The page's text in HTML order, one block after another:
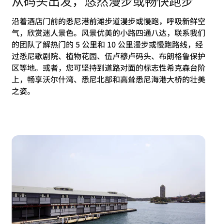
沿着酒店门前的悉尼港前滩步道漫步或慢跑，呼吸新鲜空
气，欣赏迷人景色。风景优美的小路四通八达，联系我们
的团队了解热门的 5 公里和 10 公里漫步或慢跑路线，经
过悉尼歌剧院、植物花园、伍卢穆卢码头、布朗格鲁保护
区等地。或者，您可坚持到道路对面的标志性希克森台阶
上，畅享沃尔什湾、悉尼北部和高耸悉尼海港大桥的壮美
之姿。